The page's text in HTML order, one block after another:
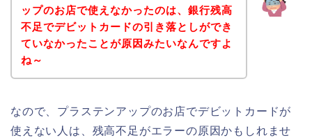
ップのお店で使えなかったのは、銀行残高
不足でデビットカードの引き落としができ
ていなかったことが原因みたいなんですよ
ね～
なので、プラステンアップのお店でデビットカードが
使えない人は、残高不足がエラーの原因かもしれませ